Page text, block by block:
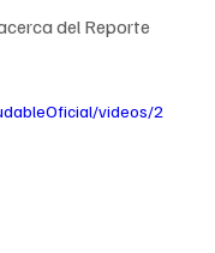
del Reporte
videos/2